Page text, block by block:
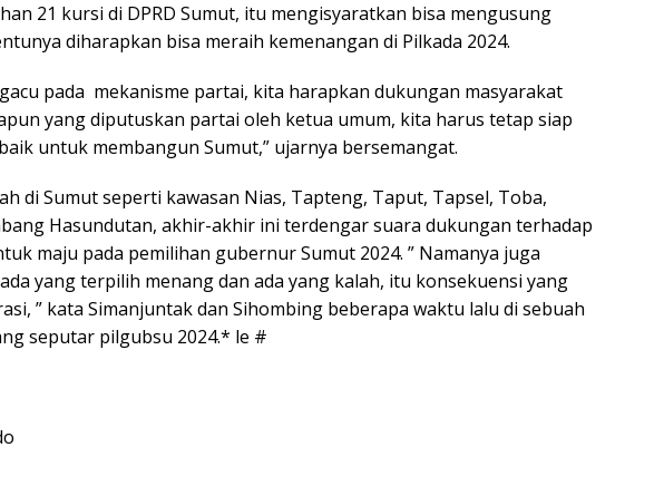
21 kursi di DPRD Sumut, itu mengisyaratkan bisa mengusung
diharapkan bisa meraih kemenangan di Pilkada 2024.
pada mekanisme partai, kita harapkan dukungan masyarakat
yang diputuskan partai oleh ketua umum, kita harus tetap siap
untuk membangun Sumut,” ujarnya bersemangat.
di Sumut seperti kawasan Nias, Tapteng, Taput, Tapsel, Toba,
Hasundutan, akhir-akhir ini terdengar suara dukungan terhadap
maju pada pemilihan gubernur Sumut 2024. ” Namanya juga
yang terpilih menang dan ada yang kalah, itu konsekuensi yang
” kata Simanjuntak dan Sihombing beberapa waktu lalu di sebuah
seputar pilgubsu 2024.* le #